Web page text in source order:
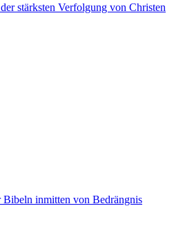
stärksten Verfolgung von Christen
Bibeln inmitten von Bedrängnis